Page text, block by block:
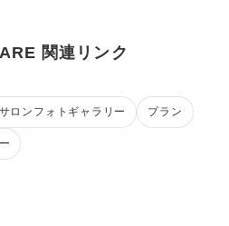
関連リンク
ロンフォトギャラリー プラン